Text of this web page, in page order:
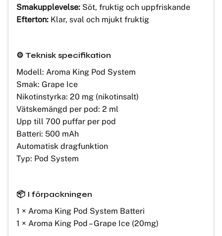
Smakupplevelse: Söt, fruktig och uppfriskande
Efterton: Klar, sval och mjukt fruktig
⚙️ Teknisk specifikation
Modell: Aroma King Pod System
Smak: Grape Ice
Nikotinstyrka: 20 mg (nikotinsalt)
Vätskemängd per pod: 2 ml
Upp till 700 puffar per pod
Batteri: 500 mAh
Automatisk dragfunktion
Typ: Pod System
📦 I förpackningen
1 × Aroma King Pod System Batteri
1 × Aroma King Pod – Grape Ice (20mg)